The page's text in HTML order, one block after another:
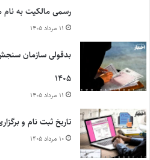
رسمی مالکیت به
۱۱ مرداد ۱۴۰۵
بدقولی سازمان سنجش
۱۴۰۵
۱۱ مرداد ۱۴۰۵
تاریخ ثبت نام و برگزاری
۱۰ مرداد ۱۴۰۵